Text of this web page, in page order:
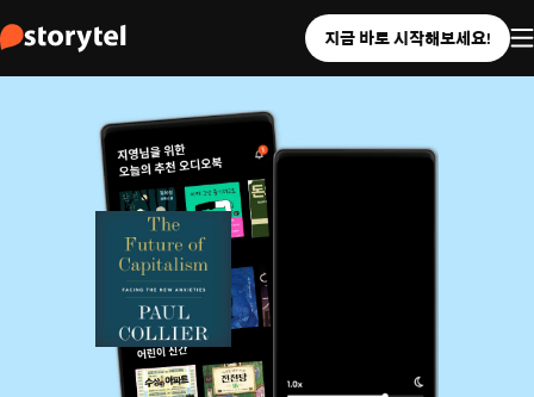
지금 바로 시작해보세요!